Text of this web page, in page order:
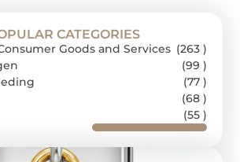
CATEGORIES
Goods and Services (263 )
(99 )
(77 )
(68 )
(55 )